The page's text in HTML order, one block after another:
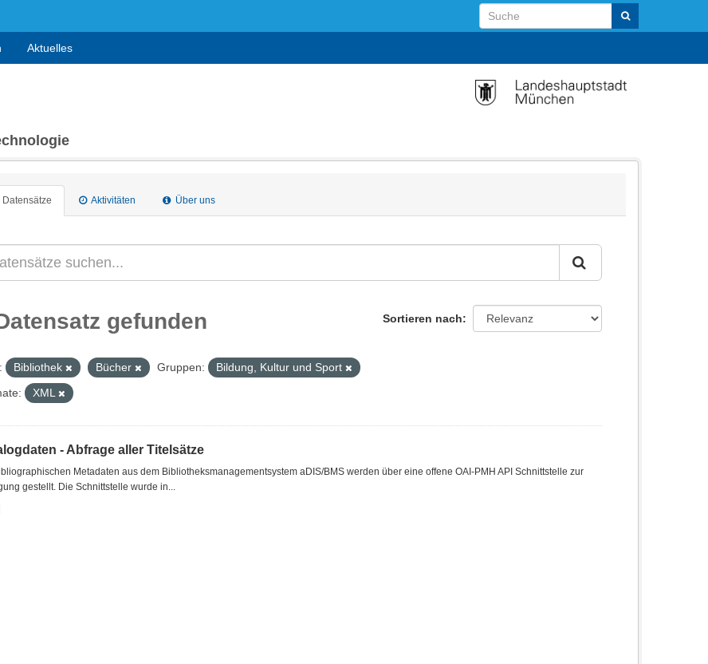
Aktuelles
Datensätze Aktivitäten Über uns
Sortieren nach
gefunden
Bibliothek Bücher Gruppen:
Bildung, Kultur und Sport
XML
- Abfrage aller Titelsätze
Metadaten aus dem Bibliotheksmanagementsystem aDIS/BMS werden über eine offene OAI-PMH API Schnittstelle zur
gestellt. Die Schnittstelle wurde in...